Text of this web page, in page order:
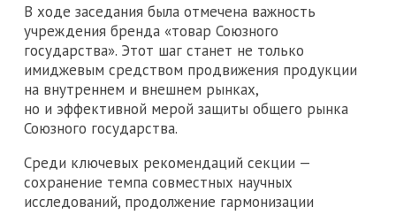
В ходе заседания была отмечена важность
учреждения бренда «товар Союзного
государства». Этот шаг станет не только
имиджевым средством продвижения продукции
на внутреннем и внешнем рынках,
но и эффективной мерой защиты общего рынка
Союзного государства.
Среди ключевых рекомендаций секции —
сохранение темпа совместных научных
исследований, продолжение гармонизации